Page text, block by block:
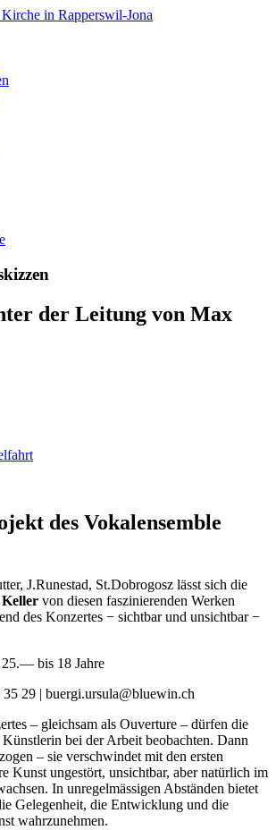
der Leitung von Max
des Vokalensemble
J.Runestad, St.Dobrogosz lässt sich die
von diesen faszinierenden Werken
des Konzertes − sichtbar und unsichtbar −
bis 18 Jahre
29 | buergi.ursula@bluewin.ch
– gleichsam als Ouverture – dürfen die
bei der Arbeit beobachten. Dann
– sie verschwindet mit den ersten
Kunst ungestört, unsichtbar, aber natürlich im
In unregelmässigen Abständen bietet
Gelegenheit, die Entwicklung und die
wahrzunehmen.